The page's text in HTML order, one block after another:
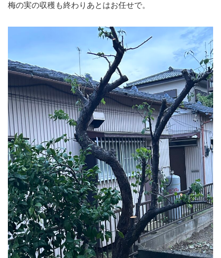
梅の実の収穫も終わりあとはお任せで。